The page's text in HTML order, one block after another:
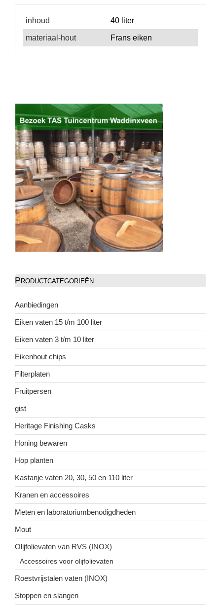
inhoud 40 liter
materiaal-hout Frans eiken
Productcategorieën
Aanbiedingen
Eiken vaten 15 t/m 100 liter
Eiken vaten 3 t/m 10 liter
Eikenhout chips
Filterplaten
Fruitpersen
gist
Heritage Finishing Casks
Honing bewaren
Hop planten
Kastanje vaten 20, 30, 50 en 110 liter
Kranen en accessoires
Meten en laboratoriumbenodigdheden
Mout
Olijfolievaten van RVS (INOX)
Accessoires voor olijfolievaten
Roestvrijstalen vaten (INOX)
Stoppen en slangen